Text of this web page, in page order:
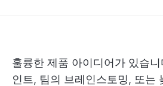
훌륭한 제품 아이디어가 있습
인트, 팀의 브레인스토밍, 또는